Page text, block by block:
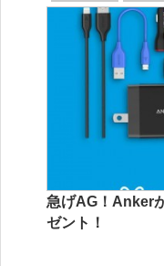
急げAG！Anker
ゼント！